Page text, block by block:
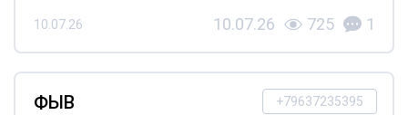
10.07.26 10.07.26 725 1
+79637235395
ФЫВ